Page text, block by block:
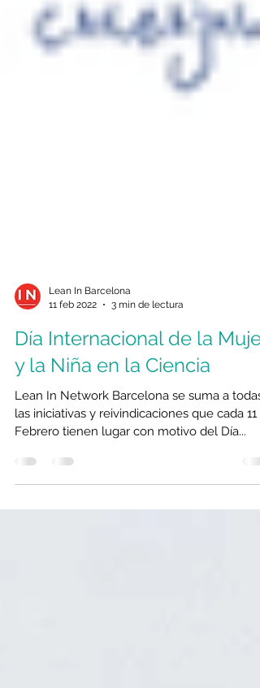
Lean In Barcelona
11 feb 2022
3 min de lectura
Día Internacional de la Mujer
y la Niña en la Ciencia
Lean In Network Barcelona se suma a todas
Febrero tienen lugar con motivo del Día...